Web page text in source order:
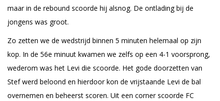
maar in de rebound scoorde hij alsnog. De ontlading bij de
jongens was groot.
Zo zetten we de wedstrijd binnen 5 minuten helemaal op zijn
kop. In de 56e minuut kwamen we zelfs op een 4-1 voorsprong,
wederom was het Levi die scoorde. Het gode doorzetten van
Stef werd beloond en hierdoor kon de vrijstaande Levi de bal
overnemen en beheerst scoren. Uit een corner scoorde FC